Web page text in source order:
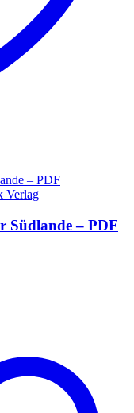
Verlag
Südlande – PDF